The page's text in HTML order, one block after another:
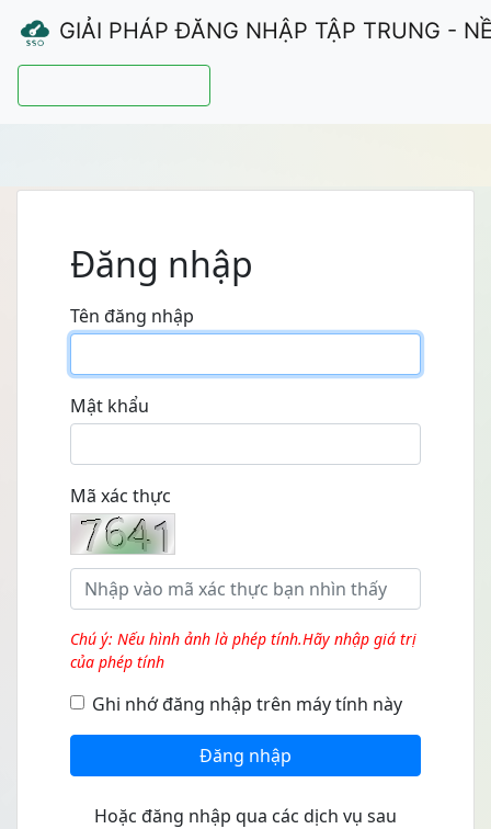
GIẢI PHÁP ĐĂNG NHẬP TẬP TRUNG -
Đăng nhập
Tên đăng nhập
Mật khẩu
Mã xác thực
Chú ý: Nếu hình ảnh là phép tính.Hãy nhập giá trị
của phép tính
Ghi nhớ đăng nhập trên máy tính này
Đăng nhập
Hoặc đăng nhập qua các dịch vụ sau